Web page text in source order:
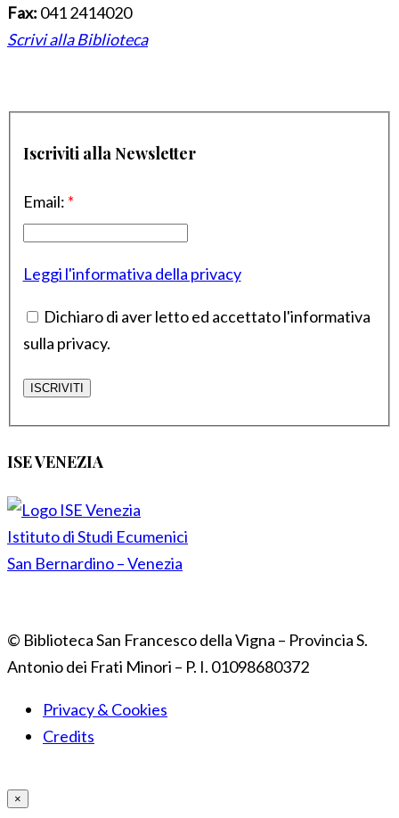
Fax: 041 2414020
Scrivi alla Biblioteca
Iscriviti alla Newsletter
Email: *
Leggi l'informativa della privacy
Dichiaro di aver letto ed accettato l'informativa
sulla privacy.
ISE VENEZIA
Istituto di Studi Ecumenici
San Bernardino – Venezia
© Biblioteca San Francesco della Vigna – Provincia S.
Antonio dei Frati Minori – P. I. 01098680372
Privacy & Cookies
Credits
×